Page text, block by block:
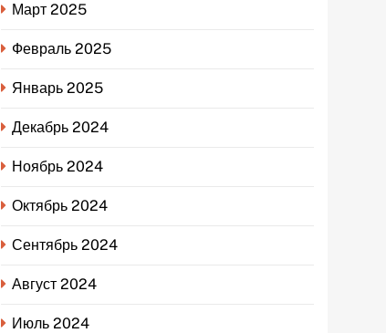
Март 2025
Февраль 2025
Январь 2025
Декабрь 2024
Ноябрь 2024
Октябрь 2024
Сентябрь 2024
Август 2024
Июль 2024